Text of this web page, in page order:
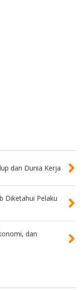
dan Dunia Kerja
Diketahui Pelaku
dan